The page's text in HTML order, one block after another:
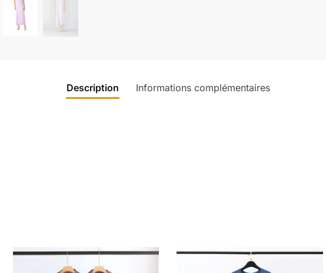
Description Informations complémentaires